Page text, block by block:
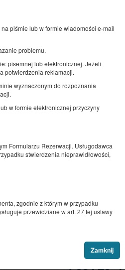
piśmie lub w formie wiadomości e-mail
problemu.
pisemnej lub elektronicznej. Jeżeli
potwierdzenia reklamacji.
wyznaczonym do rozpoznania
w formie elektronicznej przyczyny
Formularzu Rezerwacji. Usługodawca
stwierdzenia nieprawidłowości,
zgodnie z którym w przypadku
przewidziane w art. 27 tej ustawy
Zamknij
Dostępność
Pokaż oferty
2 osoby / 1 noc